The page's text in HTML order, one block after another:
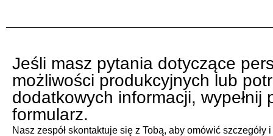
Jeśli masz pytania dotyczące
możliwości produkcyjnych lub
dodatkowych informacji, wypełnij
formularz.
Nasz zespół skontaktuje się z Tobą, aby omówić